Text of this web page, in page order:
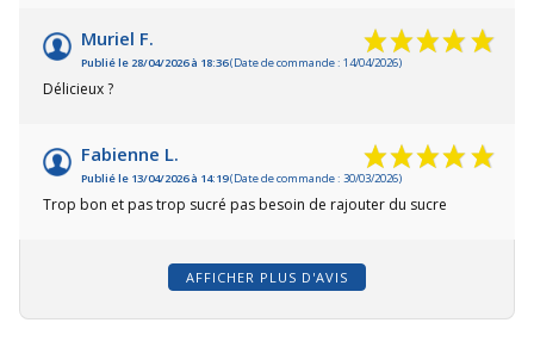
Muriel F.
Publié le 28/04/2026 à 18:36(Date de commande : 14/04/2026)
Délicieux ?
Fabienne L.
Publié le 13/04/2026 à 14:19(Date de commande : 30/03/2026)
Trop bon et pas trop sucré pas besoin de rajouter du sucre
AFFICHER PLUS D'AVIS